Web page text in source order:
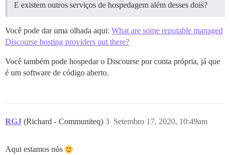
E existem outros serviços de hospedagem além desses dois?
Você pode dar uma olhada aqui: What are some reputable managed
Discourse hosting providers out there?
Você também pode hospedar o Discourse por conta própria, já que
é um software de código aberto.
RGJ (Richard - Communiteq) Setembro 17, 2020, 10:49am
3
Aqui estamos nós